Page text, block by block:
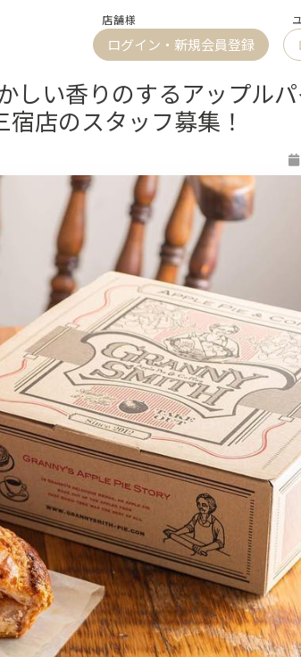
店舗様
ログイン ・新規会員登録
しい香りのするアップル
宿店のスタッフ募集！